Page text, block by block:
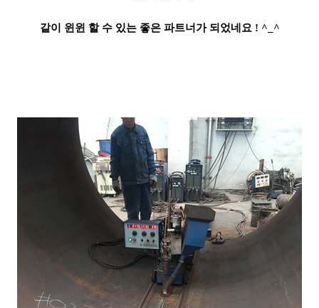
같이 윈윈 할 수 있는 좋은 파트너가 되었네요 ! ^_^